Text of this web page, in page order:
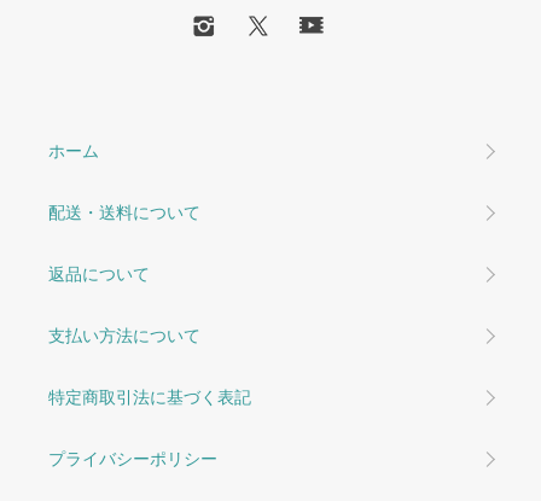
ホーム
配送・送料について
返品について
支払い方法について
特定商取引法に基づく表記
プライバシーポリシー